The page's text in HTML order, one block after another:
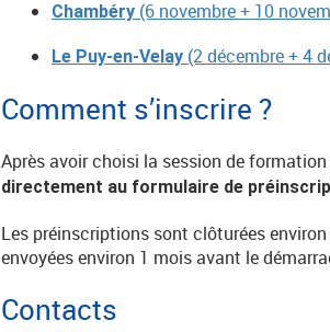
Chambéry (6 novembre + 10
Le Puy-en-Velay (2 décembre + 4
Comment s’inscrire ?
Après avoir choisi la session de
directement au formulaire de
Les préinscriptions sont clôturées
envoyées environ 1 mois avant le
Contacts